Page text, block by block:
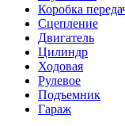
Коробка
Сцепление
Двигатель
Цилиндр
Ходовая
Рулевое
Подъемник
Гараж